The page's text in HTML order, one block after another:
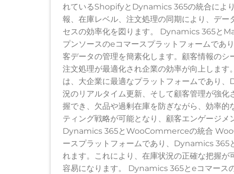
れているShopifyとDynamics 365の統合によ
報、在庫レベル、注文処理の同期により、デ
セスの効率化を図ります。 Dynamics 365と
プンソースのeコマースプラットフォームで
客データの管理を簡素化します。顧客情報の
注文処理が最適化され企業の効率が向上し
は、大企業に最適なプラットフォームであり
況のリアルタイム更新、そして顧客管理が強
握でき、欠品や過剰在庫を防ぎながら、効率
ティング戦略が可能となり、顧客エンゲージメ
Dynamics 365とWooCommerceの統合
ースプラットフォームであり、Dynamics 365
れます。これにより、在庫状況の正確な把握
容易になります。 Dynamics 365とeコマース